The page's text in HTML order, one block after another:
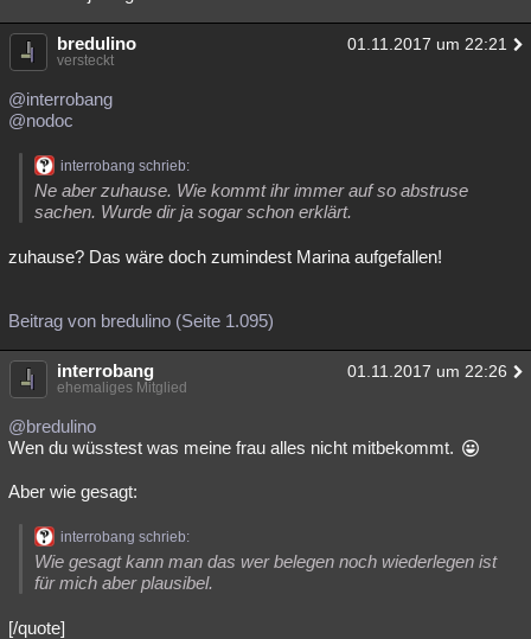
bredulino 01.11.2017 um 22:21
versteckt
@interrobang
@nodoc
interrobang schrieb:
Ne aber zuhause. Wie kommt ihr immer auf so abstruse
sachen. Wurde dir ja sogar schon erklärt.
zuhause? Das wäre doch zumindest Marina aufgefallen!
Beitrag von bredulino (Seite 1.095)
interrobang 01.11.2017 um 22:26
ehemaliges Mitglied
@bredulino
Wen du wüsstest was meine frau alles nicht mitbekommt.
Aber wie gesagt:
interrobang schrieb:
Wie gesagt kann man das wer belegen noch wiederlegen ist
für mich aber plausibel.
[/quote]